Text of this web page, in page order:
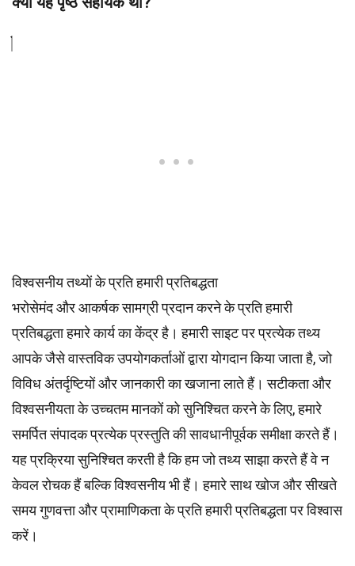
विश्वसनीय तथ्यों के प्रति हमारी प्रतिबद्धता
भरोसेमंद और आकर्षक सामग्री प्रदान करने के प्रति हमारी
प्रतिबद्धता हमारे कार्य का केंद्र है। हमारी साइट पर प्रत्येक तथ्य
आपके जैसे वास्तविक उपयोगकर्ताओं द्वारा योगदान किया जाता है, जो
विविध अंतर्दृष्टियों और जानकारी का खजाना लाते हैं। सटीकता और
विश्वसनीयता के उच्चतममानकोंको सुनिश्चित करने के लिए, हमारे
समर्पितसंपादकप्रत्येक प्रस्तुति की सावधानीपूर्वक समीक्षा करते हैं।
यह प्रक्रिया सुनिश्चित करती है कि हम जो तथ्य साझा करते हैं वे न
केवल रोचक हैं बल्कि विश्वसनीय भी हैं। हमारे साथ खोज और सीखते
समय गुणवत्ता और प्रामाणिकता के प्रति हमारी प्रतिबद्धता पर विश्वास
करें।